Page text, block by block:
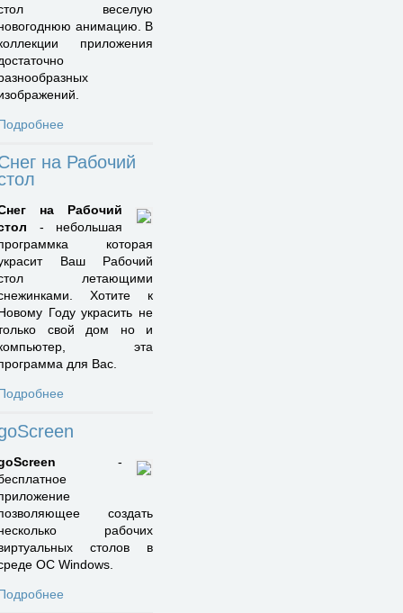
веселую
анимацию. В
приложения
на Рабочий
на Рабочий
- небольшая
которая
Ваш Рабочий
летающими
Хотите к
Году украсить не
свой дом но и
эта
для Вас.
-
создать
рабочих
столов в
ОС Windows.